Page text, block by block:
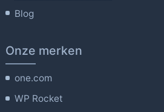
Blog
Onze merken
one.com
WP Rocket